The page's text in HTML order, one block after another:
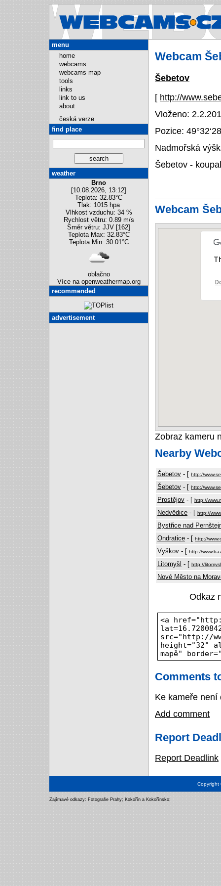
Webcam
Šebetov
[ http://
Vloženo:
Pozice:
Nadmořská
Šebetov -
Webcam
Zobraz kameru
Nearby
Šebetov - [ http://
Šebetov - [ http://
Prostějov - [ http://
Nedvědice - [ http://
Bystřice nad
Ondratice - [ http://
Vyškov - [ http://
Litomyšl - [ http://
Nové Město na
Odkaz
<a href="http://
src="http://
height="32"
mapě"
Comments
Ke kameře není
Add comment
Report
Report Deadlink
menu
home
webcams
webcams map
tools
links
link to us
about
česká verze
find place
weather
Brno
[10.08.2026, 13:12]
Teplota: 32.83°C
Tlak: 1015 hpa
Vlhkost vzduchu: 34 %
Rychlost větru: 0.89 m/s
Směr větru: JJV [162]
Teplota Max: 32.83°C
Teplota Min: 30.01°C
oblačno
Více na openweathermap.org
recommended
advertisement
Zajímavé odkazy: Fotografie Prahy; Kokořín a Kokořínsko;